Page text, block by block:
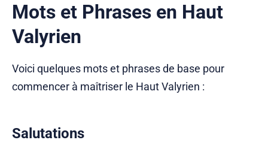
Mots et Phrases en Haut
Valyrien
Voici quelques mots et phrases de base pour
commencer à maîtriser le Haut Valyrien :
Salutations